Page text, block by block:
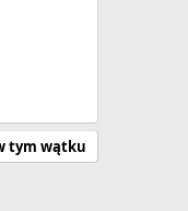
tym wątku